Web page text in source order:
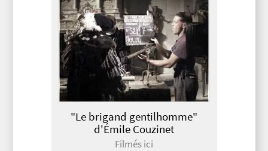
"Le brigand gentilhomme"
d'Émile Couzinet
Filmés ici